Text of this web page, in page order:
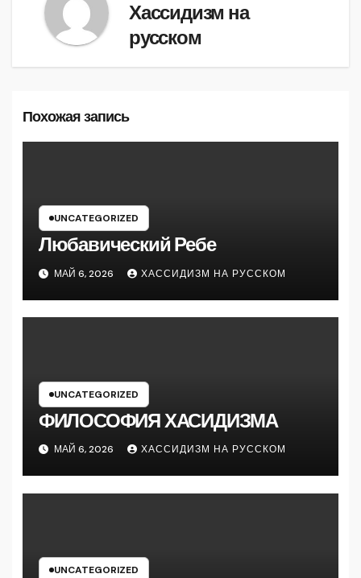
Хассидизм на
русском
Похожая запись
UNCATEGORIZED
Любавический Ребе
МАЙ 6, 2026 ХАССИДИЗМ НА РУССКОМ
UNCATEGORIZED
ФИЛОСОФИЯ ХАСИДИЗМА
МАЙ 6, 2026 ХАССИДИЗМ НА РУССКОМ
UNCATEGORIZED